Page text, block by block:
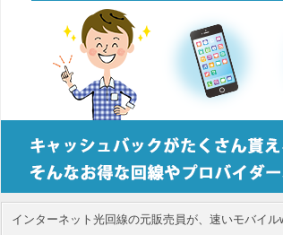
インターネット光回線の元販売員が、速いモバイ